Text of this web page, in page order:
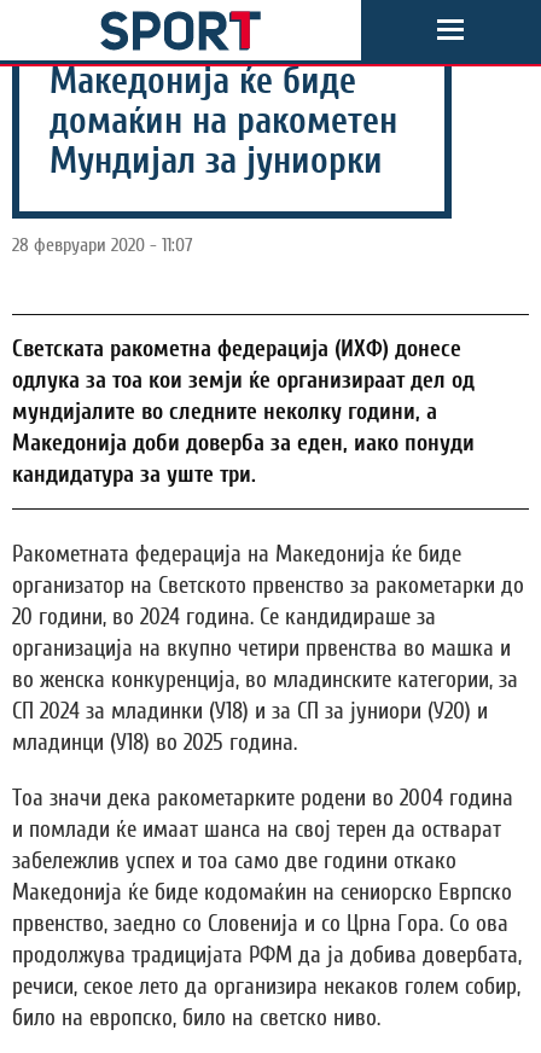
Македонија ќе биде
домаќин на ракометен
Мундијал за јуниорки
28 февруари 2020 - 11:07
Светската ракометна федерација (ИХФ) донесе
одлука за тоа кои земји ќе организираат дел од
мундијалите во следните неколку години, а
Македонија доби доверба за еден, иако понуди
кандидатура за уште три.
Ракометната федерација на Македонија ќе биде
организатор на Светското првенство за ракометарки до
20 години, во 2024 година. Се кандидираше за
организација на вкупно четири првенства во машка и
во женска конкуренција, во младинските категории, за
СП 2024 за младинки (У18) и за СП за јуниори (У20) и
младинци (У18) во 2025 година.
Тоа значи дека ракометарките родени во 2004 година
и помлади ќе имаат шанса на свој терен да остварат
забележлив успех и тоа само две години откако
Македонија ќе биде кодомаќин на сениорско Еврпско
првенство, заедно со Словенија и со Црна Гора. Со ова
продолжува традицијата РФМ да ја добива довербата,
речиси, секое лето да организира некаков голем собир,
било на европско, било на светско ниво.